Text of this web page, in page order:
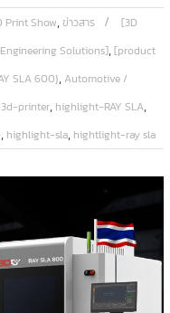
Print Show,ข่าวสาร
[3D
Solutions],[product
SLA 600}, Automotive /
printer, highlight-RAY SLA,
, highlight-sla, hightlight-ray sla